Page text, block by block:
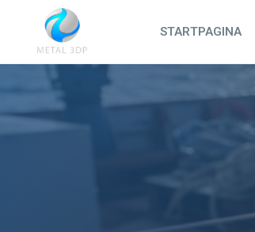
Doorgaan
inhoud
STARTPAGINA